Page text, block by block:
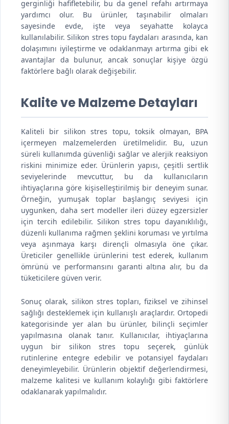
gerginliği hafifletebilir, bu da genel refahı artırmaya
yardımcı olur. Bu ürünler, taşınabilir olmaları
sayesinde evde, işte veya seyahatte kolayca
kullanılabilir. Silikon stres topu faydaları arasında, kan
dolaşımını iyileştirme ve odaklanmayı artırma gibi ek
avantajlar da bulunur, ancak sonuçlar kişiye özgü
faktörlere bağlı olarak değişebilir.
Kalite ve Malzeme Detayları
Kaliteli bir silikon stres topu, toksik olmayan, BPA
içermeyen malzemelerden üretilmelidir. Bu, uzun
süreli kullanımda güvenliği sağlar ve alerjik reaksiyon
riskini minimize eder. Ürünlerin yapısı, çeşitli sertlik
seviyelerinde mevcuttur, bu da kullanıcıların
ihtiyaçlarına göre kişiselleştirilmiş bir deneyim sunar.
Örneğin, yumuşak toplar başlangıç seviyesi için
uygunken, daha sert modeller ileri düzey egzersizler
için tercih edilebilir. Silikon stres topu dayanıklılığı,
düzenli kullanıma rağmen şeklini koruması ve yırtılma
veya aşınmaya karşı dirençli olmasıyla öne çıkar.
Üreticiler genellikle ürünlerini test ederek, kullanım
ömrünü ve performansını garanti altına alır, bu da
tüketicilere güven verir.
Sonuç olarak, silikon stres topları, fiziksel ve zihinsel
sağlığı desteklemek için kullanışlı araçlardır. Ortopedi
kategorisinde yer alan bu ürünler, bilinçli seçimler
yapılmasına olanak tanır. Kullanıcılar, ihtiyaçlarına
uygun bir silikon stres topu seçerek, günlük
rutinlerine entegre edebilir ve potansiyel faydaları
deneyimleyebilir. Ürünlerin objektif değerlendirmesi,
malzeme kalitesi ve kullanım kolaylığı gibi faktörlere
odaklanarak yapılmalıdır.